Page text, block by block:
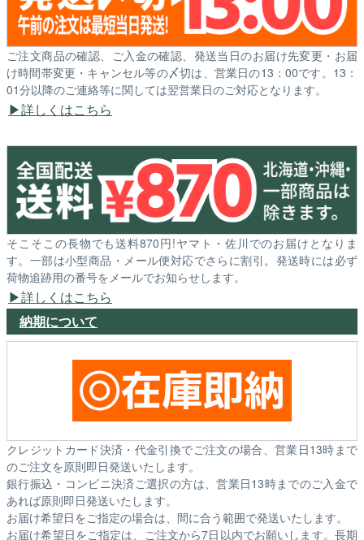
ご注文商品の確認、ご入金の確認、発送当日のお届け先変更・お届
け時間帯変更・キャンセル等の〆切は、営業日の13：00です。13：
01分以降のご連絡等に関しては翌営業日のご対応となります。
詳しくはこちら
そこそこの長物でも送料870円!ヤマト・佐川でのお届けとなりま
す。一部は小型商品・メール便対応でさらに割引。発送時には必ず
荷物追跡用の番号をメールでお知らせします。
詳しくはこちら
納期について
クレジットカード決済・代金引換でご注文の場合、営業日13時まで
のご注文を原則即日発送いたします。
銀行振込・コンビニ決済ご選択の方は、営業日13時までのご入金で
あれば原則即日発送いたします。
お届け希望日をご指定の場合は、間に合う範囲で発送いたします。
お届け希望日をご指定は、ご注文から7日以内でお願いします。長期